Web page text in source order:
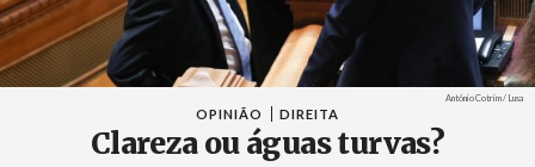
Créditos
António Cotrim / Lusa
OPINIÃO DIREITA
Clareza ou águas turvas?